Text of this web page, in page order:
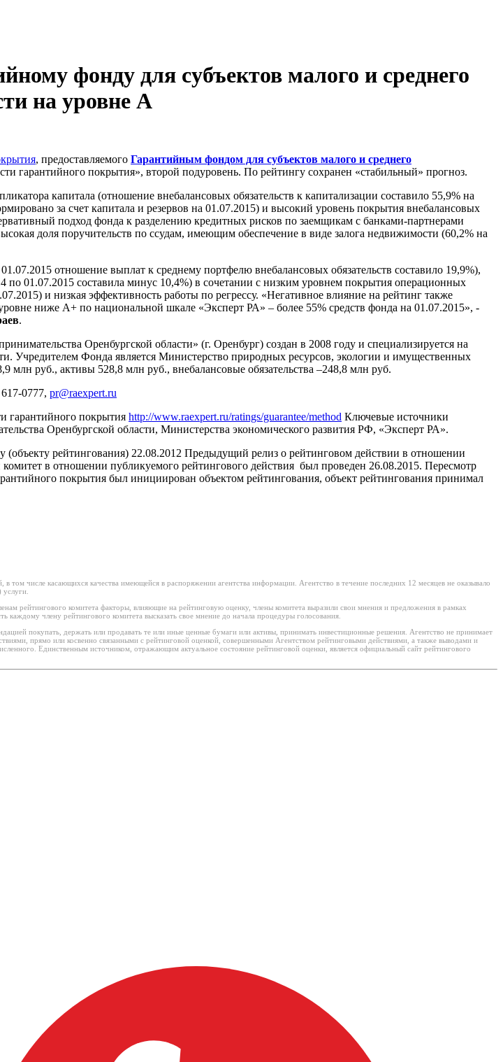
фонду для субъектов малого и среднего
на уровне А
, предоставляемого Гарантийным фондом для субъектов малого и среднего
гарантийного покрытия», второй подуровень. По рейтингу сохранен «стабильный» прогноз.
капитала (отношение внебалансовых обязательств к капитализации составило 55,9% на
за счет капитала и резервов на 01.07.2015) и высокий уровень покрытия внебалансовых
подход фонда к разделению кредитных рисков по заемщикам с банками-партнерами
доля поручительств по ссудам, имеющим обеспечение в виде залога недвижимости (60,2% на
отношение выплат к среднему портфелю внебалансовых обязательств составило 19,9%),
по 01.07.2015 составила минус 10,4%) в сочетании с низким уровнем покрытия операционных
и низкая эффективность работы по регрессу. «Негативное влияние на рейтинг также
ниже А+ по национальной шкале «Эксперт РА» – более 55% средств фонда на 01.07.2015», -
.
Оренбургской области» (г. Оренбург) создан в 2008 году и специализируется на
Учредителем Фонда является Министерство природных ресурсов, экологии и имущественных
руб., активы 528,8 млн руб., внебалансовые обязательства –248,8 млн руб.
0777, pr@raexpert.ru
гарантийного покрытия http://www.raexpert.ru/ratings/guarantee/method Ключевые источники
Оренбургской области, Министерства экономического развития РФ, «Эксперт РА».
рейтингования) 22.08.2012 Предыдущий релиз о рейтинговом действии в отношении
в отношении публикуемого рейтингового действия был проведен 26.08.2015. Пересмотр
покрытия был инициирован объектом рейтингования, объект рейтингования принимал
числе касающихся качества имеющейся в распоряжении агентства информации. Агентство в течение последних 12 месяцев не оказывало
рейтингового комитета факторы, влияющие на рейтинговую оценку, члены комитета выразили свои мнения и предложения в рамках
члену рейтингового комитета высказать свое мнение до начала процедуры голосования.
покупать, держать или продавать те или иные ценные бумаги или активы, принимать инвестиционные решения. Агентство не принимает
прямо или косвенно связанными с рейтинговой оценкой, совершенными Агентством рейтинговыми действиями, а также выводами и
Единственным источником, отражающим актуальное состояние рейтинговой оценки, является официальный сайт рейтингового